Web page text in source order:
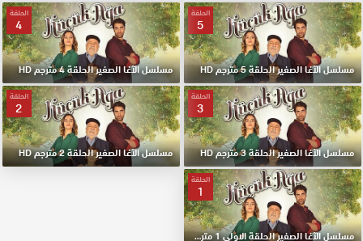
الحلقة
5
مسلسل الآغا الصغير الحلقة 5 مترجم HD
الحلقة
4
مسلسل الآغا الصغير الحلقة 4 مترجم HD
الحلقة
3
مسلسل الآغا الصغير الحلقة 3 مترجم HD
الحلقة
2
مسلسل الآغا الصغير الحلقة 2 مترجم HD
الحلقة
1
مسلسل الآغا الصغير الحلقة الاولي 1 مترجم HD